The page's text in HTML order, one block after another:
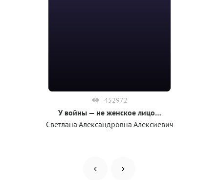
452972
У войны — не женское лицо…
Светлана Александровна Алексиевич